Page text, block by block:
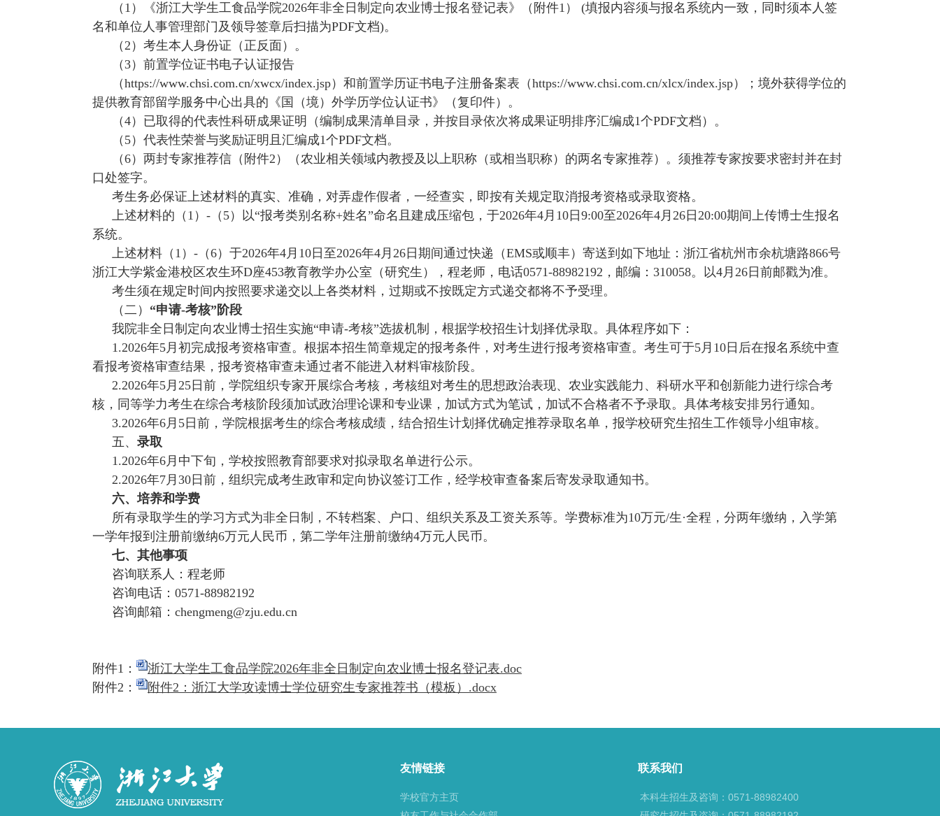
（ 1）《浙江大学生工食品学院2026年非全日制定向农业博士报名登记表》（附件1） (填报内容须与报名系统内一致，同时须本人签
名和单位人事管理部门及领导签章后扫描为PDF文档)。
（2）考生本人身份证（正反面）。
（3）前置学位证书电子认证报告
（https://www.chsi.com.cn/xwcx/index.jsp）和前置学历证书电子注册备案表（https://www.chsi.com.cn/xlcx/index.jsp）；境外获得学位的
提供教育部留学服务中心出具的《国（境）外学历学位认证书》（复印件） 。
（4） 已取得的代表性科研成果证明（编制成果清单目录，并按目录依次将成果证明排序汇编成1个PDF文档）。
（5） 代表性荣誉与奖励证明且汇编成1个PDF文档。
（6） 两封专家推荐信（附件2）（农业相关领域内教授及以上职称（或相当职称）的两名专家推荐）。须推荐专家按要求密封并在封
口处签字。
考生务必保证上述材料的真实、准确，对弄虚作假者，一经查实，即按有关规定取消报考资格或录取资格。
上述材料的（ 1）-（5）以“报考类别名称+姓名”命名且建成压缩包，于2026年4月 10 日 9:00至2026年4月 26 日 20:00期间上传博士生报名
系统。
上述材料（ 1）-（6） 于2026年4月 10 日至2026年4月 26 日期间通过快递（EMS或顺丰）寄送到如下地址：浙江省杭州市余杭塘路866号
浙江大学紫金港校区农生环D座453教育教学办公室（研究生），程老师，电话0571-88982192，邮编：310058。以4月26 日前邮戳为准。
考生须在规定时间内按照要求递交以上各类材料，过期或不按既定方式递交都将不予受理。
（二） “申请-考核”阶段
我院非全日制定向农业博士招生实施“申请-考核”选拔机制，根据学校招生计划择优录取。具体程序如下：
1.2026年5月初完成报考资格审查。根据本招生简章规定的报考条件，对考生进行报考资格审查。考生可于5月10日后在报名系统中查
看报考资格审查结果，报考资格审查未通过者不能进入材料审核阶段。
2.2026年5月25日前，学院组织专家开展综合考核，考核组对考生的思想政治表现、农业实践能力、科研水平和创新能力进行综合考
核，同等学力考生在综合考核阶段须加试政治理论课和专业课，加试方式为笔试，加试不合格者不予录取。具体考核安排另行通知。
3.2026年6月 5 日前，学院根据考生的综合考核成绩，结合招生计划择优确定推荐录取名单，报学校研究生招生工作领导小组审核。
五、 录取
1.2026年6月中下旬，学校按照教育部要求对拟录取名单进行公示。
2.2026年7月30日前，组织完成考生政审和定向协议签订工作，经学校审查备案后寄发录取通知书。
六、培养和学费
所有录取学生的学习方式为非全日制，不转档案、户口、组织关系及工资关系等。学费标准为10万元/生·全程，分两年缴纳，入学第
一学年报到注册前缴纳6万元人民币，第二学年注册前缴纳4万元人民币。
七、其他事项
咨询联系人：程老师
咨询电话： 0571-88982192
咨询邮箱： chengmeng@zju.edu.cn
附件1 ：
浙江大学生工食品学院2026年非全日制定向农业博士报名登记表.doc
附件2： 附件2：浙江大学攻读博士学位研究生专家推荐书（模板）.docx
友情链接
学校官方主页
联系我们
本科生招生及咨询：0571-88982400